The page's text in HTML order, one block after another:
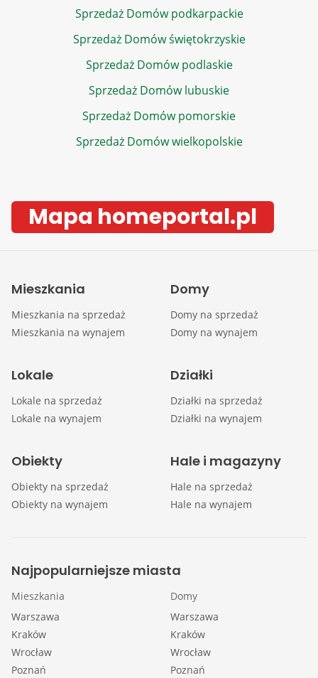
Sprzedaż Domów podkarpackie
Sprzedaż Domów świętokrzyskie
Sprzedaż Domów podlaskie
Sprzedaż Domów lubuskie
Sprzedaż Domów pomorskie
Sprzedaż Domów wielkopolskie
Mapa homeportal.pl
Mieszkania
Mieszkania na sprzedaż
Mieszkania na wynajem
Domy
Domy na sprzedaż
Domy na wynajem
Lokale
Lokale na sprzedaż
Lokale na wynajem
Działki
Działki na sprzedaż
Działki na wynajem
Obiekty
Obiekty na sprzedaż
Obiekty na wynajem
Hale i magazyny
Hale na sprzedaż
Hale na wynajem
Najpopularniejsze miasta
Mieszkania
Warszawa
Kraków
Wrocław
Poznań
Domy
Warszawa
Kraków
Wrocław
Poznań